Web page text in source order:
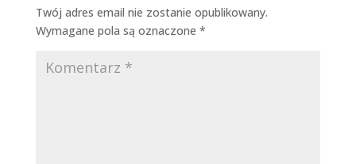
Twój adres email nie zostanie opublikowany.
Wymagane pola są oznaczone *